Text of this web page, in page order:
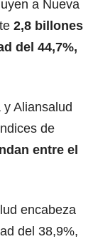
a Nueva
2,8 billones
del 44,7%,
Aliansalud
de
entre el
encabeza
del 38,9%,